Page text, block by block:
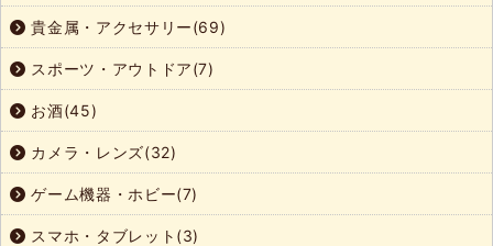
貴金属・アクセサリー(69)
スポーツ・アウトドア(7)
お酒(45)
カメラ・レンズ(32)
ゲーム機器・ホビー(7)
スマホ・タブレット(3)